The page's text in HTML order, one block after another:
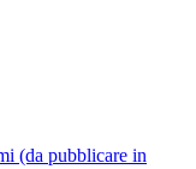
(da pubblicare in